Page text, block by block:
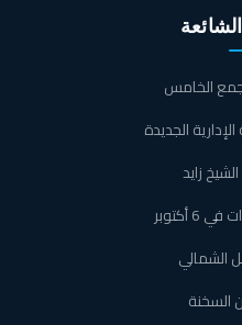
الخامس
الجديدة
زايد
أكتوبر
الشمالي
السخنة